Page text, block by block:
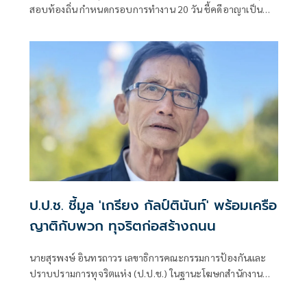
สอบท้องถิ่น กำหนดกรอบการทำงาน 20 วัน ชี้คดีอาญาเป็น
ป.ป.ช. ชี้มูล 'เกรียง กัลป์ตินันท์' พร้อมเครือ
ญาติกับพวก ทุจริตก่อสร้างถนน
นายสุรพงษ์ อินทรถาวร เลขาธิการคณะกรรมการป้องกันและ
ปราบปรามการทุจริตแห่ง (ป.ป.ช.) ในฐานะโฆษกสำนักงาน